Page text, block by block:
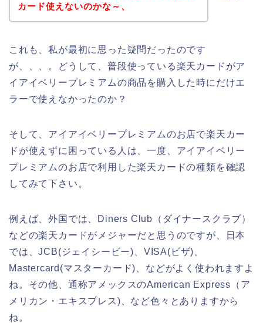
カード使えないのかな～、
これも、私が最初に思った疑問だったのです
が、、、。どうして、普段使っている楽天カードがア
イアイベリープレミアムの商品を購入した時にだけエ
ラーで使えなかったのか？
そして、アイアイベリープレミアムのお店で楽天カー
ドが使えずに困っている人は、一度、アイアイベリー
プレミアムのお店で利用した楽天カードの種類を確認
してみて下さい。
例えば、外国では、Diners Club（ダイナースクラブ）
などの楽天カードがメジャーだと思うのですが、日本
では、JCB(ジェイシービー)、VISA(ビザ)、
Mastercard(マスターカード)、などがよく使われますよ
ね。その他、通称アメックスのAmerican Express（ア
メリカン・エキスプレス)、など色々とありますから
ね。